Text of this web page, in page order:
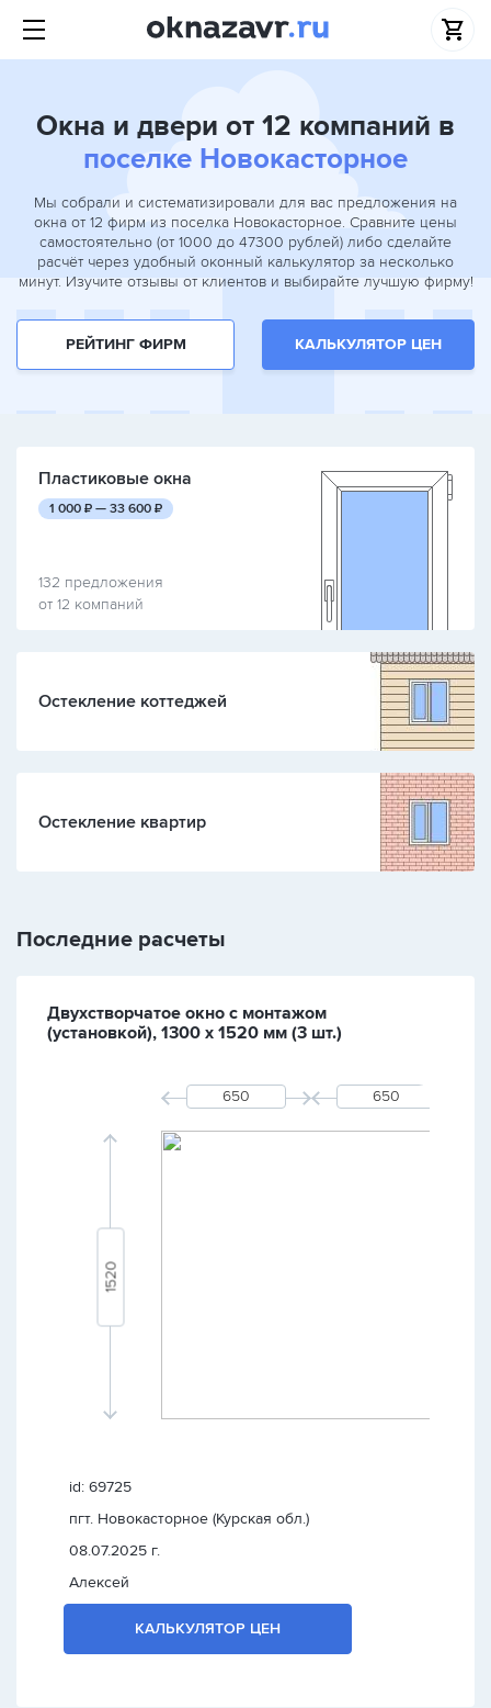
Окна и двери от 12 компаний в
поселке Новокасторное
Мы собрали и систематизировали для вас предложения на
окна от 12 фирм из поселка Новокасторное. Сравните цены
самостоятельно (от 1000 до 47300 рублей) либо сделайте
расчёт через удобный оконный калькулятор за несколько
минут. Изучите отзывы от клиентов и выбирайте лучшую фирму!
РЕЙТИНГ ФИРМ КАЛЬКУЛЯТОР ЦЕН
Пластиковые окна
1 000 руб.
₽ — 33 600 руб.
₽
132 предложения
от 12 компаний
Остекление коттеджей
Остекление квартир
Последние расчеты
Двухстворчатое окно с монтажом
(установкой), 1300 х 1520 мм (3 шт.)
id: 69725
пгт. Новокасторное (Курская обл.)
08.07.2025 г.
Алексей
КАЛЬКУЛЯТОР ЦЕН